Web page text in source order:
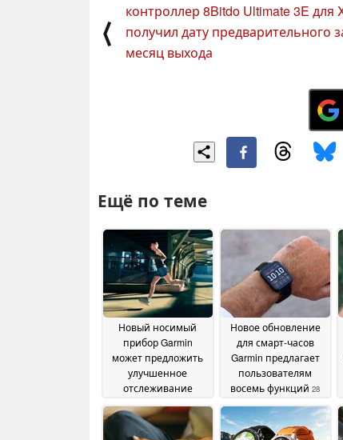
⟨
контроллер 8Bitdo Ultimate 3E для
получил дату предварительного
месяц выхода
Ещё по теме
Новый носимый
прибор Garmin
может предложить
улучшенное
отслеживание
02 June
2026
Новое обновление
для смарт-часов
Garmin предлагает
пользователям
восемь функций 28
May 2026